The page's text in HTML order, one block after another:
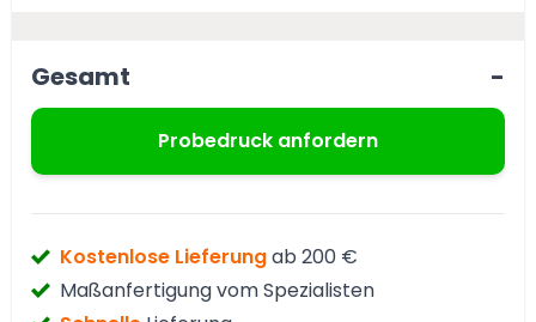
Gesamt -
Probedruck anfordern
Kostenlose Lieferungab 200 €
Maßanfertigung vom Spezialisten